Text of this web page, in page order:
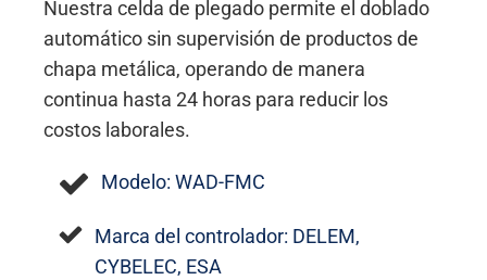
Nuestra celda de plegado permite el doblado
automático sin supervisión de productos de
chapa metálica, operando de manera
continua hasta 24 horas para reducir los
costos laborales.
Modelo: WAD-FMC
Marca del controlador: DELEM,
CYBELEC, ESA